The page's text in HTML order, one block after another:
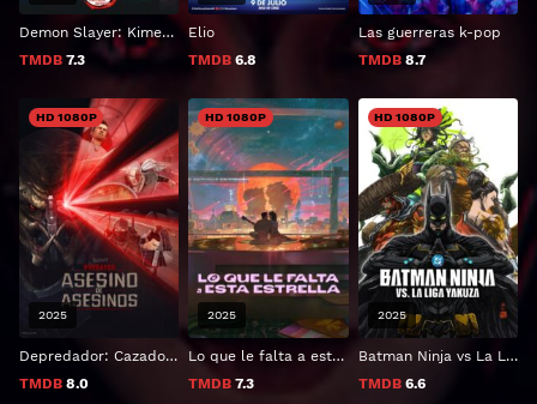
Demon Slayer: Kimetsu no Yaiba castillo infinito
TMDB 7.3
Elio
TMDB 6.8
Las guerreras k-pop
TMDB8.7
Depredador: Cazador de asesinos
TMDB 8.0
HD 1080P
2025
Lo que le falta a esta estrella
TMDB 7.3
HD 1080P
2025
Batman Ninja vs La Liga Yakuza
TMDB6.6
HD 1080P
2025